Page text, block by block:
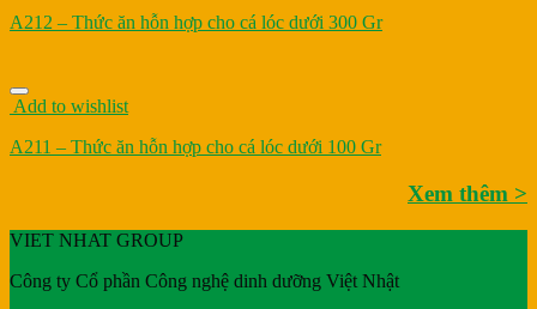
A212 – Thức ăn hỗn hợp cho cá lóc dưới 300 Gr
Add to wishlist
A211 – Thức ăn hỗn hợp cho cá lóc dưới 100 Gr
Xem thêm >
VIET NHAT GROUP
Công ty Cổ phần Công nghệ dinh dưỡng Việt Nhật